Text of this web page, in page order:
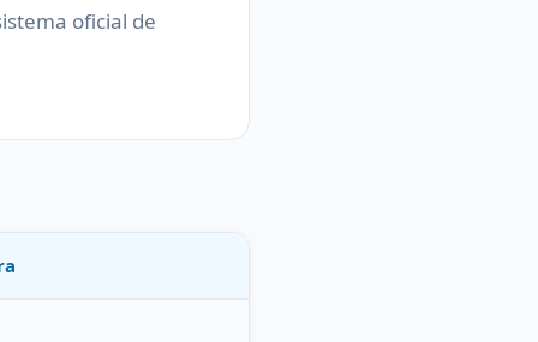
oficial de